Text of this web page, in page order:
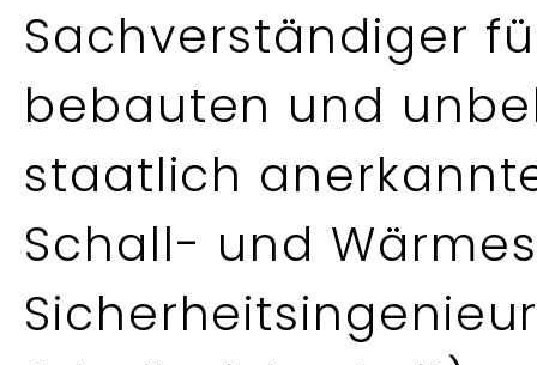
Sachverständiger
bebauten und
staatlich
Schall- und